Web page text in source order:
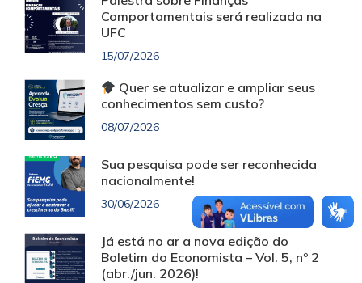
Comportamentais será realizada na
UFC
15/07/2026
Quer se atualizar e ampliar seus
conhecimentos sem custo?
08/07/2026
Sua pesquisa pode ser reconhecida
nacionalmente!
30/06/2026
Já está no ar a nova edição do
Boletim do Economista – Vol. 5, nº 2
(abr./jun. 2026)!